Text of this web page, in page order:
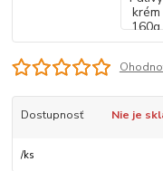
Dostupnosť Nie je
/ks